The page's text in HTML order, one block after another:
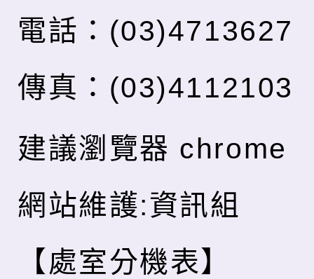
電話：(03)4713627
傳真：(03)4112103
建議瀏覽器 chrome
網站維護:資訊組
【處室分機表】